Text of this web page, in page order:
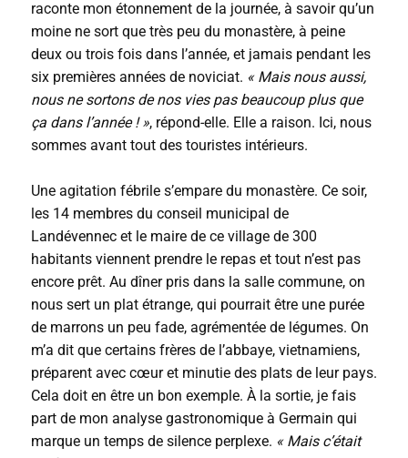
raconte mon étonnement de la journée, à savoir qu’un
moine ne sort que très peu du monastère, à peine
deux ou trois fois dans l’année, et jamais pendant les
six premières années de noviciat. « Mais nous aussi,
nous ne sortons de nos vies pas beaucoup plus que
ça dans l’année ! », répond-elle. Elle a raison. Ici, nous
sommes avant tout des touristes intérieurs.
Une agitation fébrile s’empare du monastère. Ce soir,
les 14 membres du conseil municipal de
Landévennec et le maire de ce village de 300
habitants viennent prendre le repas et tout n’est pas
encore prêt. Au dîner pris dans la salle commune, on
nous sert un plat étrange, qui pourrait être une purée
de marrons un peu fade, agrémentée de légumes. On
m’a dit que certains frères de l’abbaye, vietnamiens,
préparent avec cœur et minutie des plats de leur pays.
Cela doit en être un bon exemple. À la sortie, je fais
part de mon analyse gastronomique à Germain qui
marque un temps de silence perplexe. « Mais c’était